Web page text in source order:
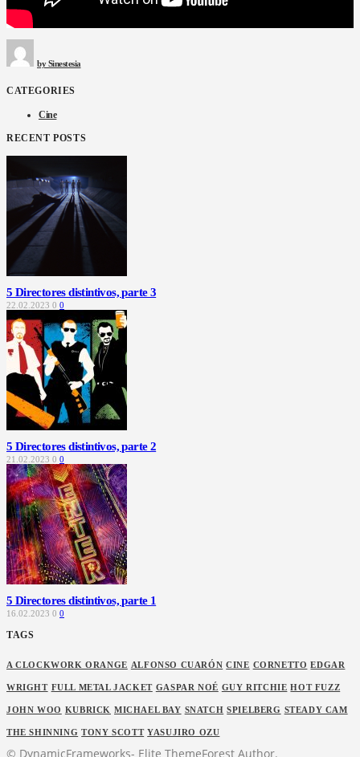
bySinestesia
CATEGORIES
Cine
RECENT POSTS
5 Directores distintivos, parte 3
22.02.2023 0 0
5 Directores distintivos, parte 2
21.02.2023 0 0
5 Directores distintivos, parte 1
16.02.2023 0 0
TAGS
A CLOCKWORK ORANGE ALFONSO CUARÓN CINE CORNETTO EDGAR
WRIGHT FULL METAL JACKET GASPAR NOÉ GUY RITCHIE HOT FUZZ
JOHN WOO KUBRICK MICHAEL BAY SNATCH SPIELBERG STEADY CAM
THE SHINNING TONY SCOTT YASUJIRO OZU
© DynamicFrameworks- Elite ThemeForest Author.